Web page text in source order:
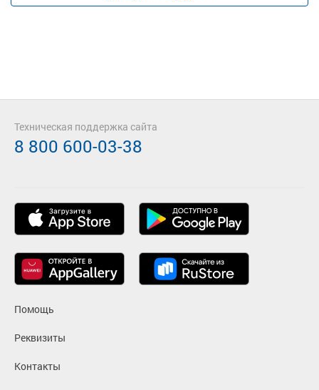
Помощь
Реквизиты
Контакты
Техническая поддержка сайта
8 800 600-03-38